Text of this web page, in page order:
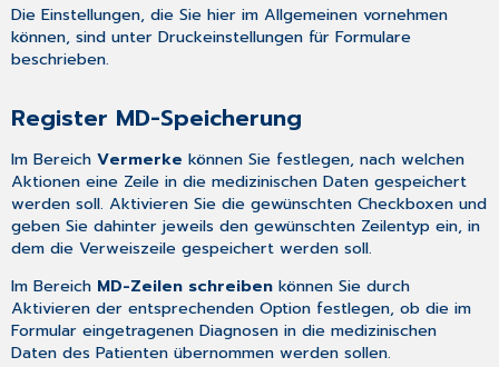
Die Einstellungen, die Sie hier im Allgemeinen vornehmen
können, sind unterDruckeinstellungen für Formulare
beschrieben.
Register MD-Speicherung
Im BereichVermerke können Sie festlegen, nach welchen
Aktionen eine Zeile in die medizinischen Daten gespeichert
werden soll. Aktivieren Sie die gewünschten Checkboxen und
geben Sie dahinter jeweils den gewünschten Zeilentyp ein, in
dem die Verweiszeile gespeichert werden soll.
Im Bereich MD-Zeilen schreiben können Sie durch
Aktivieren der entsprechenden Option festlegen, ob die im
Formular eingetragenen Diagnosen in die medizinischen
Daten des Patienten übernommen werden sollen.